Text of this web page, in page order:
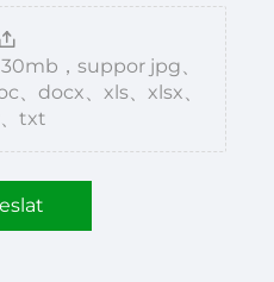
，suppor jpg、
docx、xls、xlsx、
txt